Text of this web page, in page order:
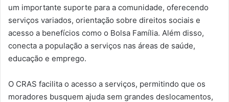
um importante suporte para a comunidade, oferecendo
serviços variados, orientação sobre direitos sociais e
acesso a benefícios como o Bolsa Família. Além disso,
conecta a população a serviços nas áreas de saúde,
educação e emprego.
O CRAS facilita o acesso a serviços, permitindo que os
moradores busquem ajuda sem grandes deslocamentos,